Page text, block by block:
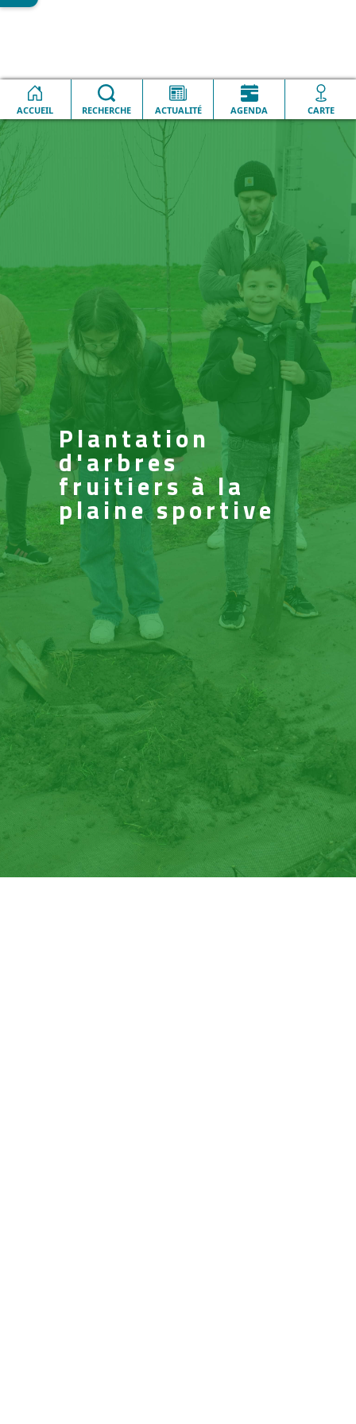
ACCUEIL RECHERCHE ACTUALITÉ AGENDA CARTE
Accueil Lesquin en
image
Plantation d'arbres fruitiers à la plaine
sportive
Plantation
d'arbres
fruitiers à la
plaine sportive